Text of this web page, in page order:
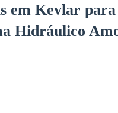
em Kevlar
Hidráulico